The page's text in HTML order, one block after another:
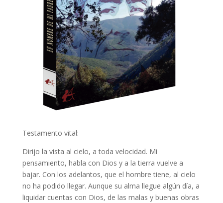
Testamento vital:
Dirijo la vista al cielo, a toda velocidad. Mi
pensamiento, habla con Dios y a la tierra vuelve a
bajar. Con los adelantos, que el hombre tiene, al cielo
no ha podido llegar. Aunque su alma llegue algún día, a
liquidar cuentas con Dios, de las malas y buenas obras